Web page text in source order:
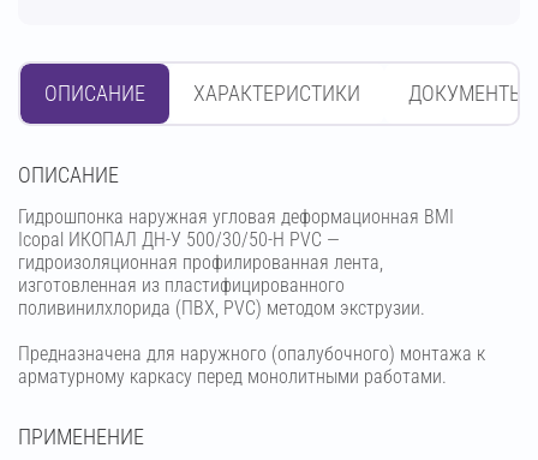
ОПИСАНИЕ ХАРАКТЕРИСТИКИ ДОКУМЕНТЫ
OПИСАНИЕ
Гидрошпонка наружная угловая деформационная BMI
Icopal ИКОПАЛ ДН-У 500/30/50-Н PVC —
гидроизоляционная профилированная лента,
изготовленная из пластифицированного
поливинилхлорида (ПВХ, PVC) методом экструзии.
Предназначена для наружного (опалубочного) монтажа к
арматурному каркасу перед монолитными работами.
ПРИМЕНЕНИЕ